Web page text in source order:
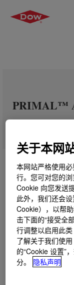
PRIMAL™
什么是
关于本网
本网站严格使用
行。您可对您的
Cookie 向您发送
此外，我们还会
Cookie），以帮
击下面的“接受全
行调整以启用此
了解关于我们使
的“Cookie 设置”
分。
隐私声明